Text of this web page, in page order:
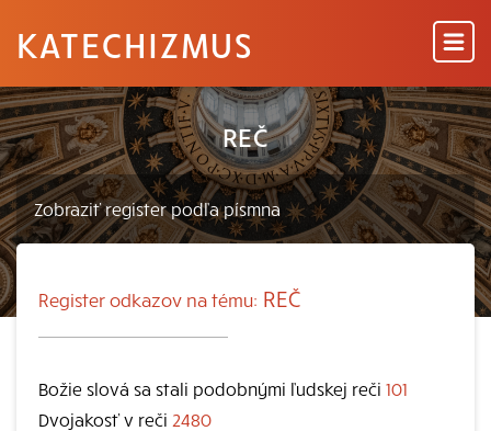
KATECHIZMUS
REČ
Register odkazov na tému: REČ
Božie slová sa stali podobnými ľudskej reči 101
Dvojakosť v reči 2480